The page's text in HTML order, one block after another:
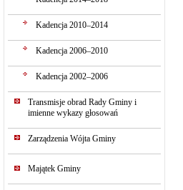
Kadencja 2010–2014
Kadencja 2006–2010
Kadencja 2002–2006
Transmisje obrad Rady Gminy i
imienne wykazy głosowań
Zarządzenia Wójta Gminy
Majątek Gminy